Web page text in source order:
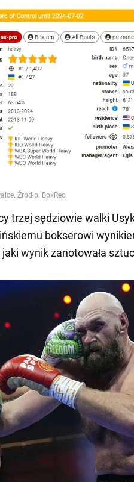
trzej sędziowie walki
bokserowi
wynik zanotowała